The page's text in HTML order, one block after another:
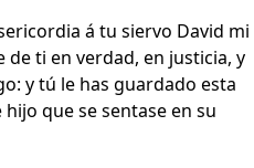
á tu siervo David mi
ti en verdad, en justicia, y
y tú le has guardado esta
que se sentase en su